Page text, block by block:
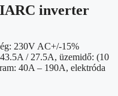
inverter
230V AC+/-15%
/ 27.5A, üzemidő: (10
40A – 190A, elektróda